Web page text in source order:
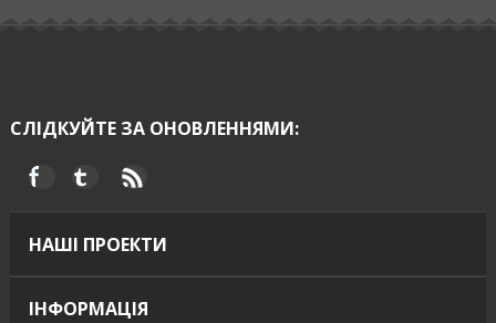
СЛІДКУЙТЕ ЗА ОНОВЛЕННЯМИ:
НАШІ ПРОЕКТИ
ІНФОРМАЦІЯ